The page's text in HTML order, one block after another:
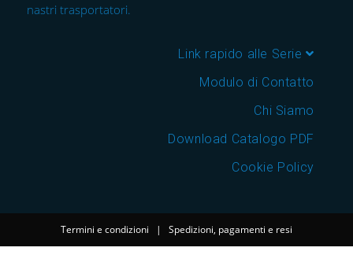
nastri trasportatori.
Link rapido alle Serie
Modulo di Contatto
Chi Siamo
Download Catalogo PDF
Cookie Policy
Termini e condizioni | Spedizioni, pagamenti e resi